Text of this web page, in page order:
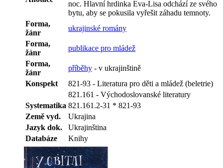
noc. Hlavní hrdinka Eva-Lisa odchází ze svého
bytu, aby se pokusila vyřešit záhadu temnoty.
Forma,
žánr
ukrajinské romány
Forma,
žánr
publikace pro mládež
Forma,
žánr
příběhy - v ukrajinštině
Konspekt
821-93 - Literatura pro děti a mládež (beletrie)
821.161 - Východoslovanské literatury
Systematika 821.161.2-31 * 821-93
Země vyd.
Ukrajina
Jazyk dok.
Ukrajinština
Databáze
Knihy